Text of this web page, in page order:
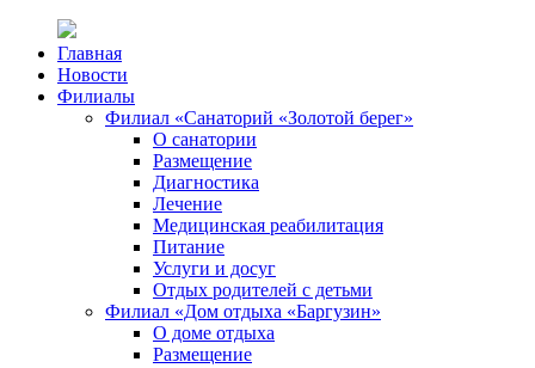
Главная
Новости
Филиалы
Филиал «Санаторий «Золотой берег»
О санатории
Размещение
Диагностика
Лечение
Медицинская реабилитация
Питание
Услуги и досуг
Отдых родителей с детьми
Филиал «Дом отдыха «Баргузин»
О доме отдыха
Размещение